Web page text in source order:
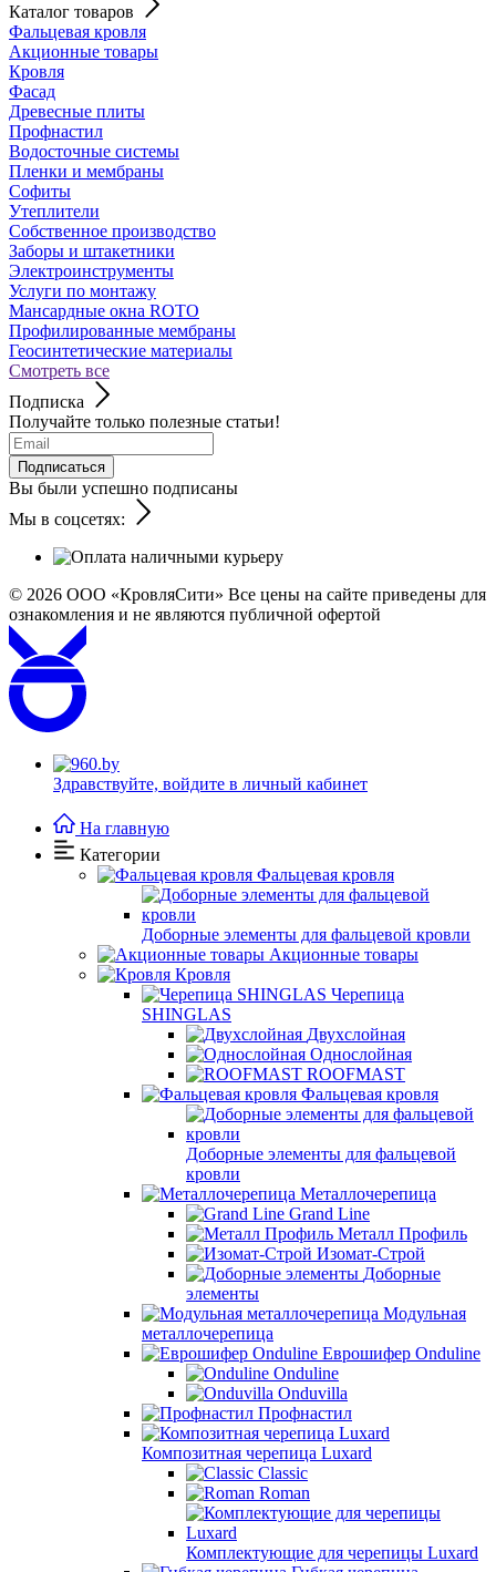
Каталог товаров
Фальцевая кровля
Акционные товары
Кровля
Фасад
Древесные плиты
Профнастил
Водосточные системы
Пленки и мембраны
Софиты
Утеплители
Собственное производство
Заборы и штакетники
Электроинструменты
Услуги по монтажу
Мансардные окна ROTO
Профилированные мембраны
Геосинтетические материалы
Смотреть все
Подписка
Получайте только полезные статьи!
Подписаться
Вы были успешно подписаны
Мы в соцсетях:
© 2026 ООО «КровляСити» Все цены на сайте приведены для
ознакомления и не являются публичной офертой
Здравствуйте, войдите в личный кабинет
На главную
Категории
Фальцевая кровля
Доборные элементы для фальцевой кровли
Акционные товары
Кровля
Черепица
SHINGLAS
Двухслойная
Однослойная
ROOFMAST
Фальцевая кровля
Доборные элементы для фальцевой
кровли
Металлочерепица
Grand Line
Металл Профиль
Изомат-Строй
Доборные
элементы
Модульная
металлочерепица
Еврошифер Onduline
Onduline
Onduvilla
Профнастил
Композитная черепица Luxard
Сlassic
Roman
Комплектующие для черепицы Luxard